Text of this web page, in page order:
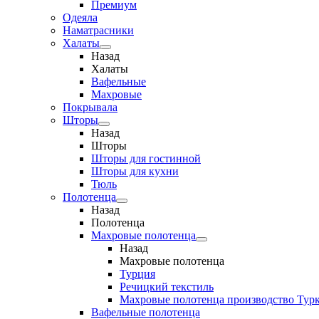
Премиум
Одеяла
Наматрасники
Халаты
Назад
Халаты
Вафельные
Махровые
Покрывала
Шторы
Назад
Шторы
Шторы для гостинной
Шторы для кухни
Тюль
Полотенца
Назад
Полотенца
Махровые полотенца
Назад
Махровые полотенца
Турция
Речицкий текстиль
Махровые полотенца производство
Вафельные полотенца